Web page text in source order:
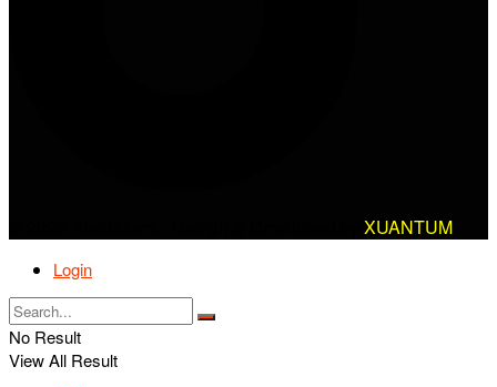
XUANTUM
Login
No Result
View All Result